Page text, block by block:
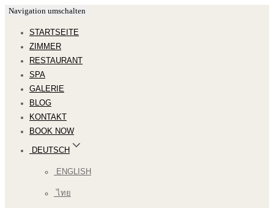
Navigation umschalten
STARTSEITE
ZIMMER
RESTAURANT
SPA
GALERIE
BLOG
KONTAKT
BOOK NOW
DEUTSCH
ENGLISH
ไทย